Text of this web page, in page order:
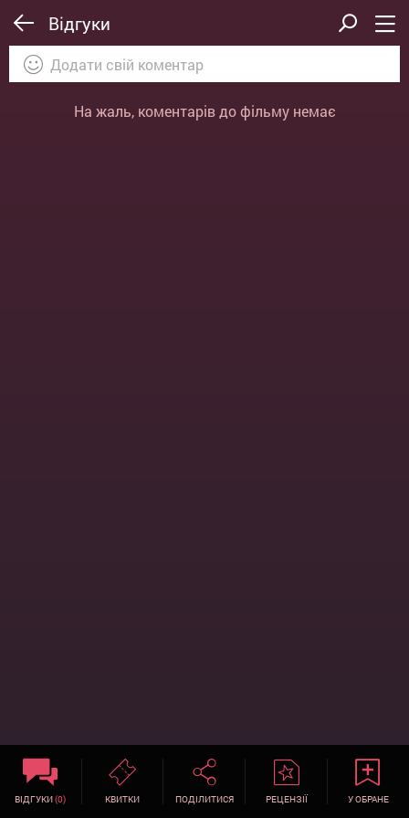
Відгуки
На жаль, коментарів до фільму немає
ВІДГУКИ(0) КВИТКИ ПОДІЛИТИСЯ РЕЦЕНЗІЇ У ОБРАНЕ